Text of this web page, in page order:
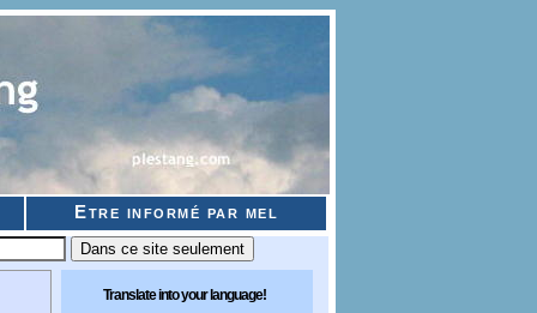
Etre informé par mel
Translate into your language!